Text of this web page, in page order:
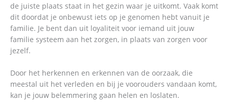
de juiste plaats staat in het gezin waar je uitkomt. Vaak komt
dit doordat je onbewust iets op je genomen hebt vanuit je
familie. Je bent dan uit loyaliteit voor iemand uit jouw
familie systeem aan het zorgen, in plaats van zorgen voor
jezelf.
Door het herkennen en erkennen van de oorzaak, die
meestal uit het verleden en bij je voorouders vandaan komt,
kan je jouw belemmering gaan helen en loslaten.